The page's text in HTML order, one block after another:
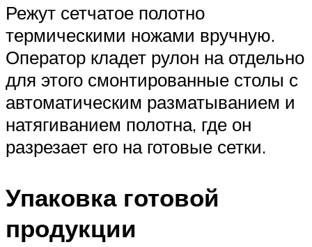
Режут сетчатое полотно
термическими ножами вручную.
Оператор кладет рулон на отдельно
для этого смонтированные столы с
автоматическим разматыванием и
натягиванием полотна, где он
разрезает его на готовые сетки.
Упаковка готовой
продукции